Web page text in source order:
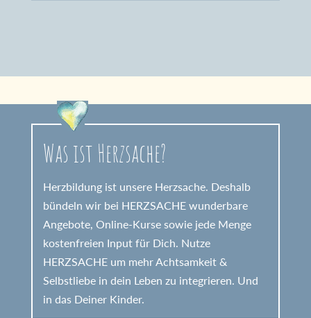
Was ist Herzsache?
Herzbildung ist unsere Herzsache. Deshalb
bündeln wir bei HERZSACHE wunderbare
Angebote, Online-Kurse sowie jede Menge
kostenfreien Input für Dich. Nutze
HERZSACHE um mehr Achtsamkeit &
Selbstliebe in dein Leben zu integrieren. Und
in das Deiner Kinder.